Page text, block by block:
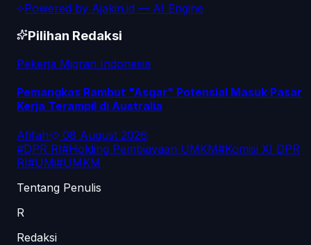
Powered by Ajakin.id — AI Engine
Pilihan Redaksi
Pekerja Migran Indonesia
Pemangkas Rambut "Asgar" Potensial Masuk Pasar
Kerja Terampil di Australia
Afifah·
08 August 2026
#DPR RI#Holding Pembiayaan UMKM#Komisi XI DPR
RI#UMi#UMKM
Tentang Penulis
R
Redaksi